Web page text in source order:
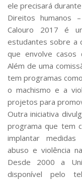
ele precisará
Direitos humanos –
Calouro 2017 é
estudantes sobre a
que envolve casos
Além de uma
tem programas
o machismo e a
projetos para
Outra iniciativa
programa que tem
implantar medidas
abuso e violência
Desde 2000 a
disponível pelo